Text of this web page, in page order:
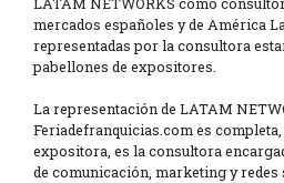
LATAM NETWORKS como
mercados españoles y de América
representadas por la consultora
pabellones de expositores.
La representación de LATAM
Feriadefranquicias.com es completa,
expositora, es la consultora
de comunicación, marketing y redes